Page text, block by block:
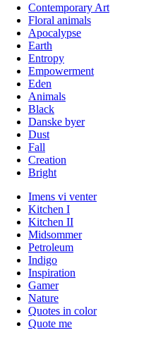
Contemporary Art
Floral animals
Apocalypse
Earth
Entropy
Empowerment
Eden
Animals
Black
Danske byer
Dust
Fall
Creation
Bright
Imens vi venter
Kitchen I
Kitchen II
Midsommer
Petroleum
Indigo
Inspiration
Gamer
Nature
Quotes in color
Quote me